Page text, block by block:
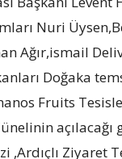
Nuri
Ağır,ismail
Doğaka
Fruits
açılacağı
Ziyaret